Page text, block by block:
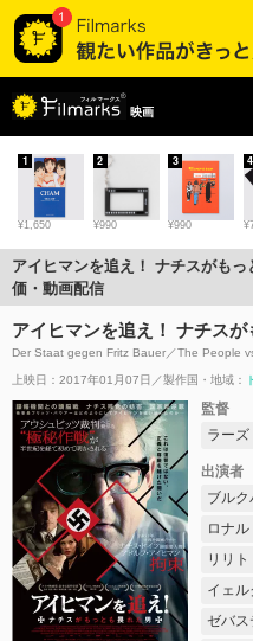
映画
¥1,650
1
¥990
2
¥990
3 4
アイヒマンを追え！ ナチスがも
価・動画配信
アイヒマンを追え！ ナチス
Der Staat gegen Fritz Bauer／The People
上映日：2017年01月07日 製作国・地域：
監督
ラーズ
出演者
ブル
ロナ
リリ
イェ
ゼバス